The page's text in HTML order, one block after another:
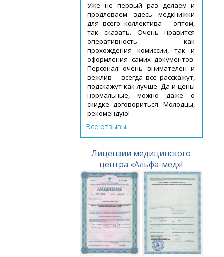
Уже не первый раз делаем и
продлеваем здесь медкнижки
для всего коллектива – оптом,
так сказать. Очень нравится
оперативность как
прохождения комиссии, так и
оформления самих документов.
Персонал очень внимателен и
вежлив – всегда все расскажут,
подскажут как лучше. Да и цены
нормальные, можно даже о
скидке договориться. Молодцы,
рекомендую!
Все отзывы
Лицензии медицинского
центра «Альфа-мед»!